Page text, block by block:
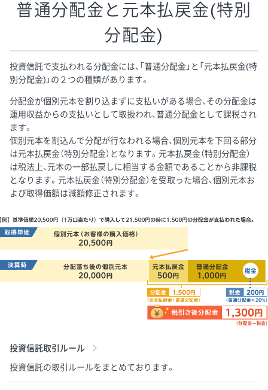
普通分配金と元本払戻金(特別
分配金)
投資信託で支払われる分配金には、「普通分配金」と「元本払戻金(特
別分配金)」の２つの種類があります。
分配金が個別元本を割り込まずに支払いがある場合、その分配金は
運用収益からの支払いとして取扱われ、普通分配金として課税され
ます。
個別元本を割込んで分配が行なわれる場合、個別元本を下回る部分
は元本払戻金（特別分配金）となります。元本払戻金（特別分配金）
は税法上、元本の一部払戻しに相当する金額であることから非課税
となります。元本払戻金（特別分配金）を受取った場合、個別元本お
よび取得価額は減額修正されます。
投資信託取引ルール
投資信託の取引ルールをまとめております。